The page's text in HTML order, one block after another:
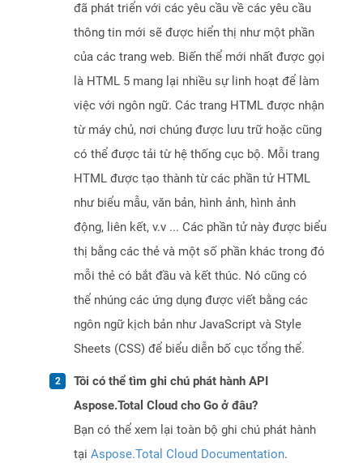
đã phát triển với các yêu cầu về các yêu cầu
thông tin mới sẽ được hiển thị như một phần
của các trang web. Biến thể mới nhất được gọi
là HTML 5 mang lại nhiều sự linh hoạt để làm
việc với ngôn ngữ. Các trang HTML được nhận
từ máy chủ, nơi chúng được lưu trữ hoặc cũng
có thể được tải từ hệ thống cục bộ. Mỗi trang
HTML được tạo thành từ các phần tử HTML
như biểu mẫu, văn bản, hình ảnh, hình ảnh
động, liên kết, v.v ... Các phần tử này được biểu
thị bằng các thẻ và một số phần khác trong đó
mỗi thẻ có bắt đầu và kết thúc. Nó cũng có
thể nhúng các ứng dụng được viết bằng các
ngôn ngữ kịch bản như JavaScript và Style
Sheets (CSS) để biểu diễn bố cục tổng thể.
Tôi có thể tìm ghi chú phát hành API
Aspose.Total Cloud cho Go ở đâu?
Bạn có thể xem lại toàn bộ ghi chú phát hành
tại Aspose.Total Cloud Documentation.